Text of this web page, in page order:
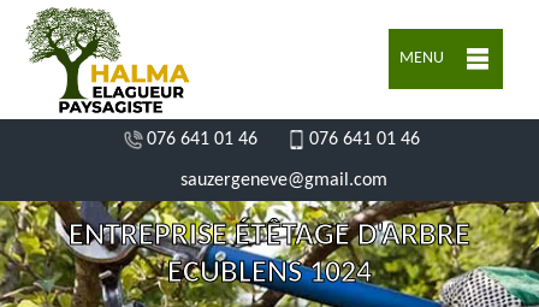
MENU
076 641 01 46 076 641 01 46
sauzergeneve@gmail.com
ENTREPRISE ÉTÊTAGE D'ARBRE
ECUBLENS 1024